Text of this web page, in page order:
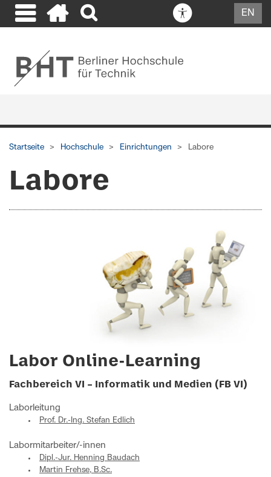
EN
Startseite Hochschule Einrichtungen Labore
Labore
Labor Online-Learning
Fachbereich VI – Informatik und Medien (FB VI)
Laborleitung
Prof. Dr.-Ing. Stefan Edlich
Labormitarbeiter/-innen
Dipl.-Jur. Henning Baudach
Martin Frehse, B.Sc.